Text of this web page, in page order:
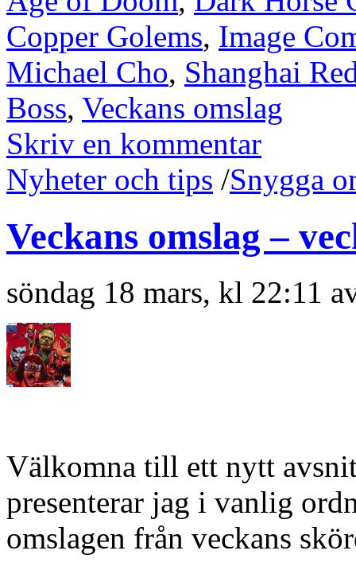
Copper Golems, Image
Michael Cho, Shanghai
Boss, Veckans omslag
Skriv en kommentar
Nyheter och tips /Snygga
Veckans omslag –
söndag 18 mars, kl 22:11
Välkomna till ett nytt
presenterar jag i vanlig
omslagen från veckans